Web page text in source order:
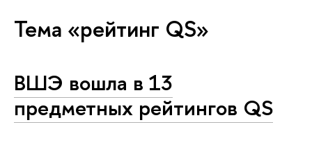
Тема «рейтинг QS»
ВШЭ вошла в 13
предметных рейтингов QS